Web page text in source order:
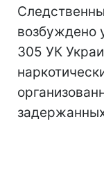
возбуждено
305 УК